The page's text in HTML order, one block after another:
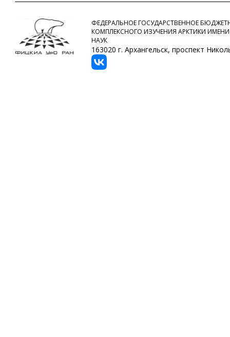
ФЕДЕРАЛЬНОЕ ГОСУДАРСТВЕННОЕ
КОМПЛЕКСНОГО ИЗУЧЕНИЯ АРКТИКИ
НАУК
163020 г. Архангельск, проспект